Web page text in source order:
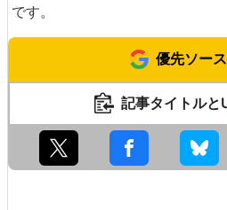
です。
優先ソー
記事タイトルと